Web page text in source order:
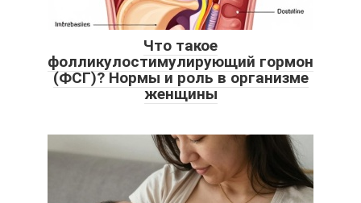
Что такое
фолликулостимулирующий гормон
(ФСГ)? Нормы и роль в организме
женщины